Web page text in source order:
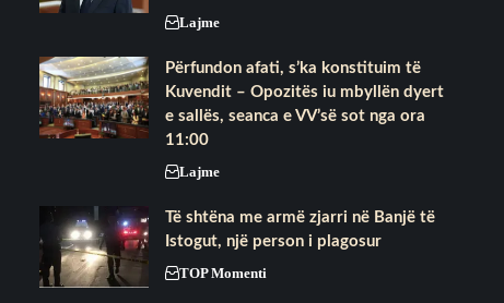
Lajme
Përfundon afati, s’ka konstituim të
Kuvendit – Opozitës iu mbyllën dyert
e sallës, seanca e VV’së sot nga ora
11:00
Lajme
Të shtëna me armë zjarri në Banjë të
Istogut, një person i plagosur
TOP Momenti